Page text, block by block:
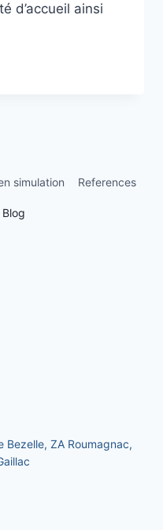
d’accueil ainsi
simulation References
Blog
Bezelle, ZA Roumagnac,